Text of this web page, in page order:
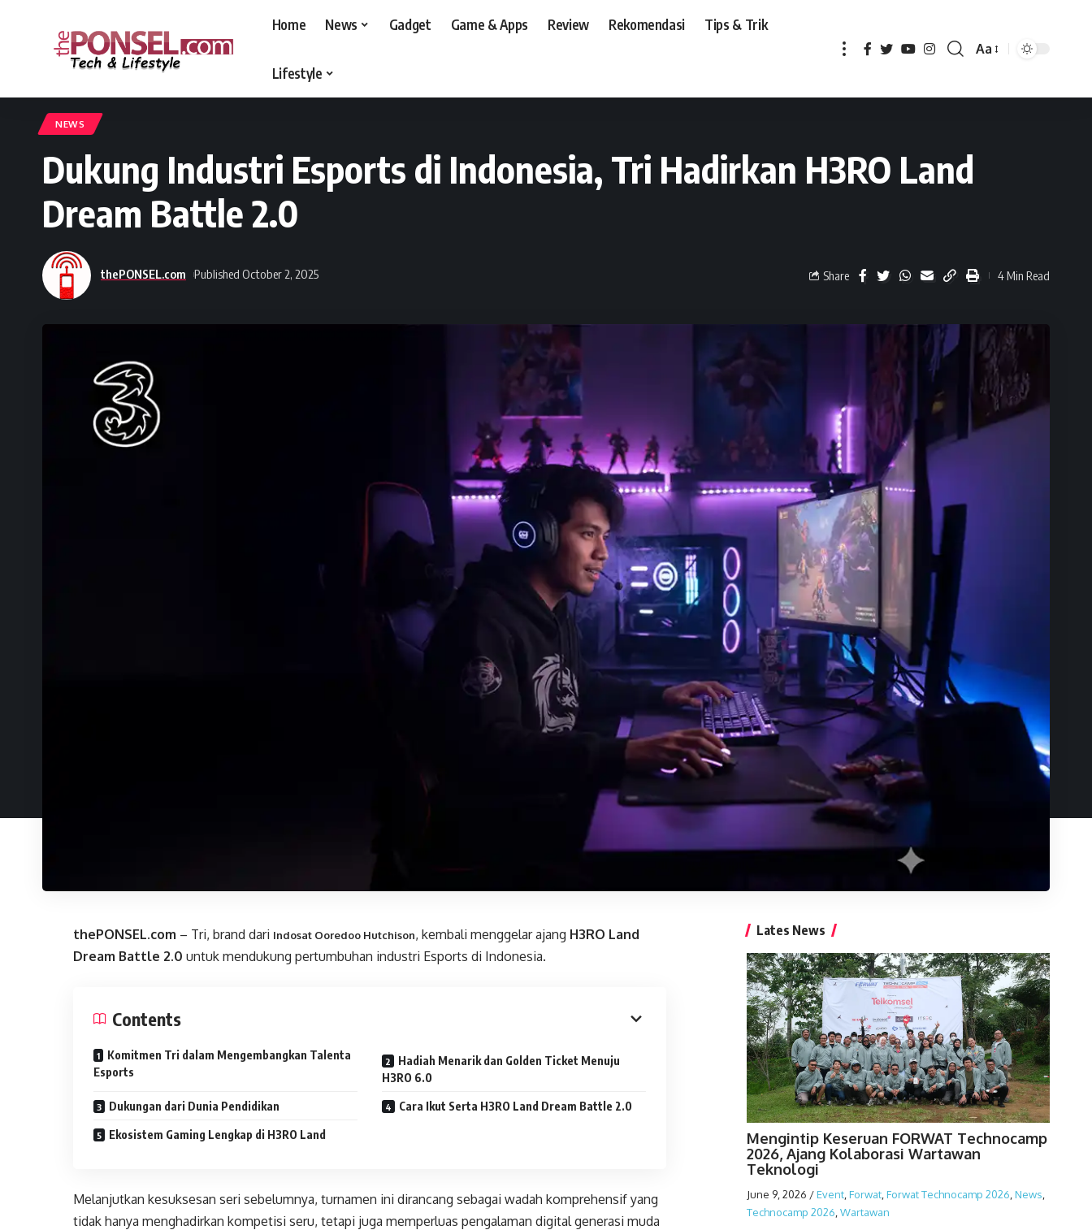
Home News Gadget Game & Apps Review Rekomendasi Tips & Trik
Lifestyle
Aa
NEWS
Dukung Industri Esports di Indonesia, Tri Hadirkan H3RO Land
Dream Battle 2.0
thePONSEL.com Published October 2, 2025 Share 4 Min Read
thePONSEL.com – Tri, brand dari Indosat Ooredoo Hutchison, kembali menggelar ajang H3RO Land
Dream Battle 2.0 untuk mendukung pertumbuhan industri Esports di Indonesia.
Contents
Komitmen Tri dalam Mengembangkan Talenta
Esports
Hadiah Menarik dan Golden Ticket Menuju
H3RO 6.0
Dukungan dari Dunia Pendidikan Cara Ikut Serta H3RO Land Dream Battle 2.0
Ekosistem Gaming Lengkap di H3RO Land
Melanjutkan kesuksesan seri sebelumnya, turnamen ini dirancang sebagai wadah komprehensif yang
tidak hanya menghadirkan kompetisi seru, tetapi juga memperluas pengalaman digital generasi muda
Lates News
Mengintip Keseruan FORWAT Technocamp
2026, Ajang Kolaborasi Wartawan
Teknologi
June 9, 2026 /Event,Forwat,Forwat Technocamp 2026,News,
Technocamp 2026,Wartawan